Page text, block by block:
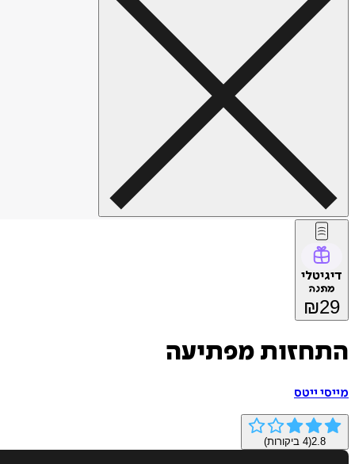
דיגיטלי
מתנה
₪29
התחזות מפתיעה
מייסי ייטס
2.8
(
4 ביקורות)